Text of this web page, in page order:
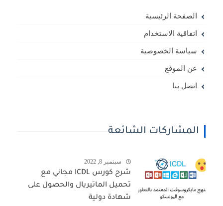
الصفحة الرئيسية
اتفاقية الاستخدام
سياسة الخصوصية
عن الموقع
اتصل بنا
المشاركات الشائعة
سبتمبر 8, 2022
شرح كورس ICDL مجاني مع
تحميل الماتيريال والحصول على
شهادة دولية